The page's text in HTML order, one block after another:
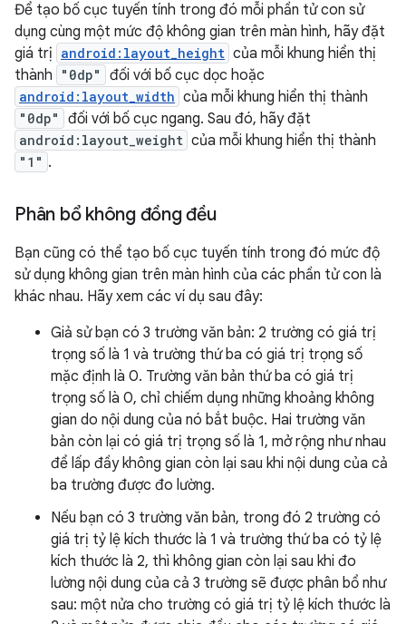
Để tạo bố cục tuyến tính trong đó mỗi phần tử con sử
dụng cùng một mức độ không gian trên màn hình, hãy đặt
giá trị android:layout_height của mỗi khung hiển thị
thành
"0dp" đối với bố cục dọc hoặc
android:layout_width của mỗi khung hiển thị thành
"0dp" đối với bố cục ngang. Sau đó, hãy đặt
android:layout_weight của mỗi khung hiển thị thành
"1" .
Phân bổ không đồng đều
Bạn cũng có thể tạo bố cục tuyến tính trong đó mức độ
sử dụng không gian trên màn hình của các phần tử con là
khác nhau. Hãy xem các ví dụ sau đây:
Giả sử bạn có 3 trường văn bản: 2 trường có giá trị
trọng số là 1 và trường thứ ba có giá trị trọng số
mặc định là 0. Trường văn bản thứ ba có giá trị
trọng số là 0, chỉ chiếm dụng những khoảng không
gian do nội dung của nó bắt buộc. Hai trường văn
bản còn lại có giá trị trọng số là 1, mở rộng như nhau
để lấp đầy không gian còn lại sau khi nội dung của cả
ba trường được đo lường.
Nếu bạn có 3 trường văn bản, trong đó 2 trường có
giá trị tỷ lệ kích thước là 1 và trường thứ ba có tỷ lệ
kích thước là 2, thì không gian còn lại sau khi đo
lường nội dung của cả 3 trường sẽ được phân bổ như
sau: một nửa cho trường có giá trị tỷ lệ kích thước là